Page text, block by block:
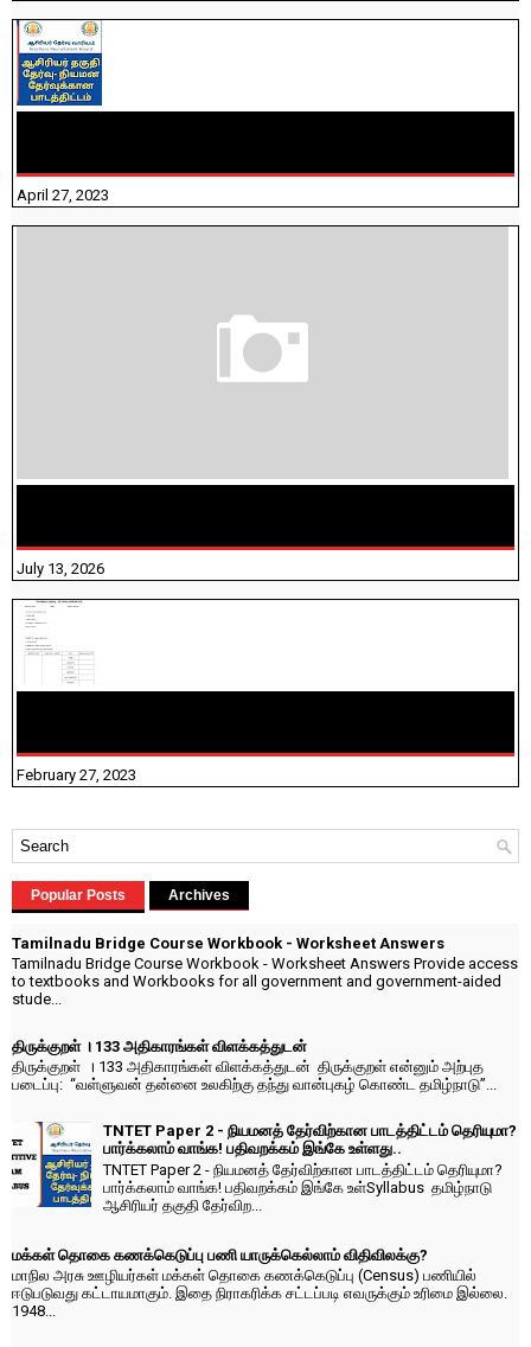
April 27, 2023
July 13, 2026
February 27, 2023
Popular Posts Archives
Tamilnadu Bridge Course Workbook - Worksheet Answers
Tamilnadu Bridge Course Workbook - Worksheet Answers Provide access
to textbooks and Workbooks for all government and government-aided
stude...
திருக்குறள் । 133 அதிகாரங்கள் விளக்கத்துடன்
திருக்குறள் । 133 அதிகாரங்கள் விளக்கத்துடன் திருக்குறள் என்னும் அற்புத
படைப்பு: “வள்ளுவன் தன்னை உலகிற்கு தந்து வான்புகழ் கொண்ட தமிழ்நாடு”...
TNTET Paper 2 - நியமனத் தேர்விற்கான பாடத்திட்டம் தெரியுமா?
பார்க்கலாம் வாங்க! பதிவறக்கம் இங்கே உள்ளது..
TNTET Paper 2 - நியமனத் தேர்விற்கான பாடத்திட்டம் தெரியுமா?
பார்க்கலாம் வாங்க! பதிவறக்கம் இங்கே உள்Syllabus தமிழ்நாடு
ஆசிரியர் தகுதி தேர்விற...
மக்கள் தொகை கணக்கெடுப்பு பணி யாருக்கெல்லாம் விதிவிலக்கு?
மாநில அரசு ஊழியர்கள் மக்கள் தொகை கணக்கெடுப்பு (Census) பணியில்
ஈடுபடுவது கட்டாயமாகும். இதை நிராகரிக்க சட்டப்படி எவருக்கும் உரிமை இல்லை.
1948...